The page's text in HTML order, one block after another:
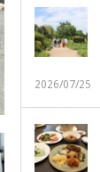
2026/07/25